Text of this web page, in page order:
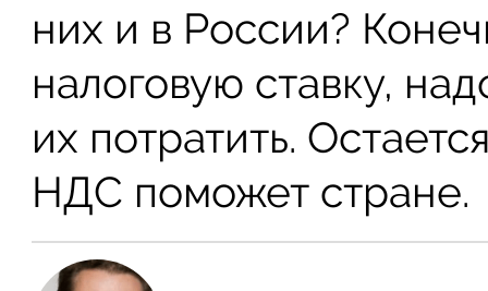
них и в России?
налоговую ставку,
их потратить.
НДС поможет стране.